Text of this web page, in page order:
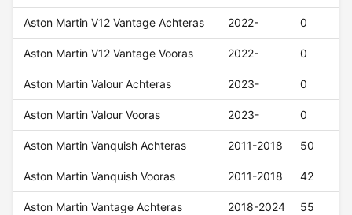
Aston Martin V12 Vantage Achteras 2022- 0
Aston Martin V12 Vantage Vooras 2022- 0
Aston Martin Valour Achteras 2023- 0
Aston Martin Valour Vooras 2023- 0
Aston Martin Vanquish Achteras 2011-2018 50
Aston Martin Vanquish Vooras 2011-2018 42
Aston Martin Vantage Achteras 2018-2024 55